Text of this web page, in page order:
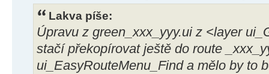
Lakva píše:
Úpravu z green_xxx_yyy.ui z <layer
stačí překopírovat ještě do route
ui_EasyRouteMenu_Find a mělo by to